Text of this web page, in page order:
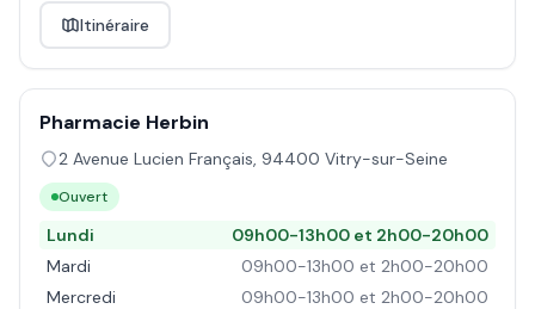
Itinéraire
Pharmacie Herbin
2 Avenue Lucien Français, 94400 Vitry-sur-Seine
Ouvert
Lundi
09h00-13h00 et 2h00-20h00
Mardi
09h00-13h00 et 2h00-20h00
Mercredi
09h00-13h00 et 2h00-20h00